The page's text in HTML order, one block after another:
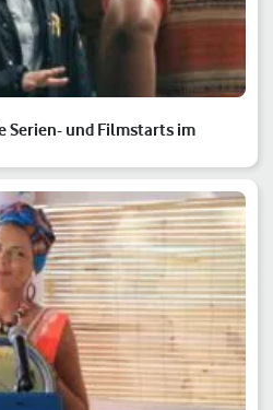
Serien- und Filmstarts im